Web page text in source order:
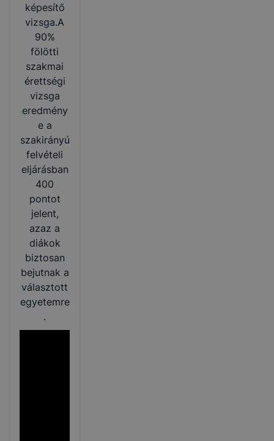
képesítő
vizsga.A
90%
fölötti
szakmai
érettségi
vizsga
eredmény
e a
szakirányú
felvételi
eljárásban
400
pontot
jelent,
azaz a
diákok
biztosan
bejutnak a
választott
egyetemre
.